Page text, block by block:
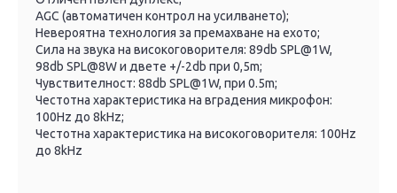
AGC (автоматичен контрол на усилването);
Невероятна технология за премахване на ехото;
Сила на звука на високоговорителя: 89db SPL@1W,
98db SPL@8W и двете +/-2db при 0,5m;
Чувствителност: 88db SPL@1W, при 0.5m;
Честотна характеристика на вградения микрофон:
100Hz до 8kHz;
Честотна характеристика на високоговорителя: 100Hz
до 8kHz